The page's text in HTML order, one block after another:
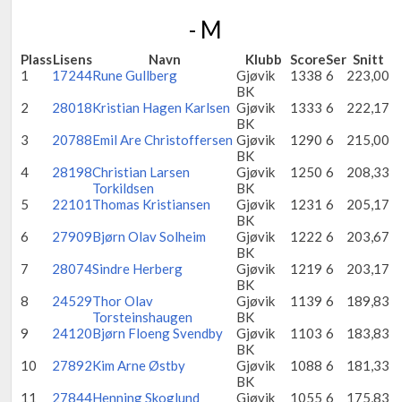
- M
PlassLisens Navn Klubb ScoreSer Snitt
1
17244Rune Gullberg
Gjøvik
BK
1338 6
223,00
2
28018Kristian Hagen Karlsen Gjøvik
BK
1333 6
222,17
3
20788Emil Are Christoffersen Gjøvik
BK
1290 6
215,00
4
28198Christian Larsen
Torkildsen
Gjøvik
BK
1250 6
208,33
5
22101Thomas Kristiansen
Gjøvik
BK
1231 6
205,17
6
27909Bjørn Olav Solheim
Gjøvik
BK
1222 6
203,67
7
28074Sindre Herberg
Gjøvik
BK
1219 6
203,17
8
24529Thor Olav
Torsteinshaugen
Gjøvik
BK
1139 6
189,83
9
24120Bjørn Floeng Svendby
Gjøvik
BK
1103 6
183,83
10
27892Kim Arne Østby
Gjøvik
BK
1088 6
181,33
11
27844Henning Skoglund Gjøvik 1055 6 175,83